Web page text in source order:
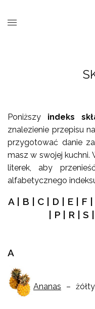
Poniższy indeks
znalezienie przepisu
przygotować danie
masz w swojej kuchni.
literek, aby
alfabetycznego
A B C D E F
P R S
A
Ananas –